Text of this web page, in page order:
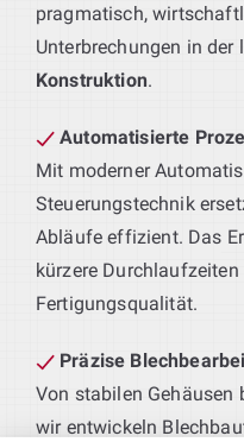
pragmatisch,
Unterbrechungen in der
Konstruktion.
Automatisierte
Mit moderner
Steuerungstechnik
Abläufe effizient. Das
kürzere
Fertigungsqualität.
Präzise
Von stabilen Gehäusen
wir entwickeln